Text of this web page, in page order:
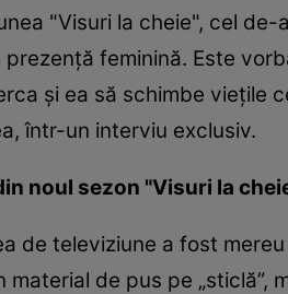
"Visuri la cheie", cel
prezență feminină. Este
și ea să schimbe viețile
într-un interviu exclusiv.
noul sezon "Visuri la
de televiziune a fost
material de pus pe